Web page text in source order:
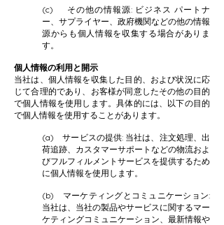
(c) その他の情報源: ビジネス パートナ
ー、サプライヤー、政府機関などの他の情報
源からも個人情報を収集する場合がありま
す。
個人情報の利用と開示
当社は、個人情報を収集した目的、および状況に応
じて合理的であり、お客様が同意したその他の目的
で個人情報を使用します。具体的には、以下の目的
で個人情報を使用することがあります。
(a) サービスの提供: 当社は、注文処理、出
荷追跡、カスタマーサポートなどの物流およ
びフルフィルメントサービスを提供するため
に個人情報を使用します。
(b) マーケティングとコミュニケーション:
当社は、当社の製品やサービスに関するマー
ケティングコミュニケーション、最新情報や